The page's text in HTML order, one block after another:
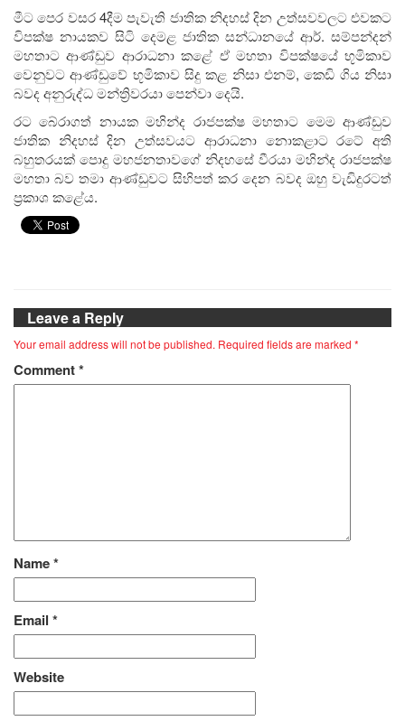
මීට පෙර වසර 4දීම පැවැති ජාතික නිදහස් දින උත්සවවලට එවකට
විපක්ෂ නායකව සිටි දෙමළ ජාතික සන්ධානයේ ආර්. සම්පන්දන්
මහතාට ආණ්ඩුව ආරාධනා කළේ ඒ මහතා විපක්ෂයේ භූමිකාව
වෙනුවට ආණ්ඩුවේ භූමිකාව සිදු කළ නිසා එනම්, ක‍ෙඩි ගිය නිසා
බවද අනුරුද්ධ මන්ත්‍රිවරයා පෙන්වා දෙයි.
රට බේරාගත් නායක මහින්ද රාජපක්ෂ මහතාට මෙම ආණ්ඩුව
ජාතික නිදහස් දින උත්සවයට ආරාධනා නොකළාට රටේ අති
බහුතරයක් පොදු මහජනතාවගේ නිදහසේ වීරයා මහින්ද රාජපක්ෂ
මහතා බව තමා ආණ්ඩුවට සිහිපත් කර දෙන බවද ඔහු වැඩිදුරටත්
ප්‍රකාශ කළේය.
Leave a Reply
Your email address will not be published. Required fields are marked *
Comment*
Name*
Email *
Website